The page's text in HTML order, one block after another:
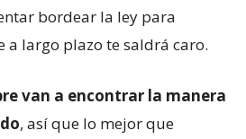
bordear la ley para
a largo plazo te saldrá caro.
van a encontrar la manera
, así que lo mejor que